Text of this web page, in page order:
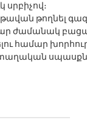
սրբիչով։
թողնել
ժամանակ
համար